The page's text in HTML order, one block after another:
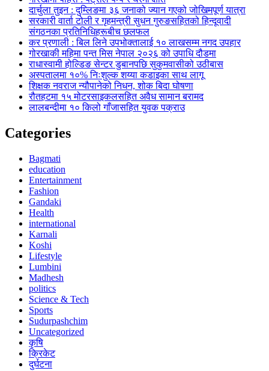
दार्चुला तुइन : दुम्लिङमा ३६ जनाको ज्यान गएको जोखिमपूर्ण यात्रा
सरकारी वार्ता टोली र गृहमन्त्री सुधन गुरुङसहितको हिन्दूवादी
संगठनका प्रतिनिधिहरूबीच छलफल
कर प्रणाली : बिल लिने उपभोक्तालाई १० लाखसम्म नगद उपहार
गोरखाकी महिमा पन्त मिस नेपाल २०२६ को उपाधि दौडमा
राधास्वामी होल्डिङ सेन्टर डुबानपछि सुकुमवासीको उठीबास
अस्पतालमा १०% निःशुल्क शय्या कडाइका साथ लागू
शिक्षक नवराज न्यौपानेको निधन, शोक बिदा घोषणा
रौतहटमा १५ मोटरसाइकलसहित अवैध सामान बरामद
लालबन्दीमा १० किलो गाँजासहित युवक पक्राउ
Categories
Bagmati
education
Entertainment
Fashion
Gandaki
Health
international
Karnali
Koshi
Lifestyle
Lumbini
Madhesh
politics
Science & Tech
Sports
Sudurpashchim
Uncategorized
कृषि
क्रिकेट
दुर्घटना